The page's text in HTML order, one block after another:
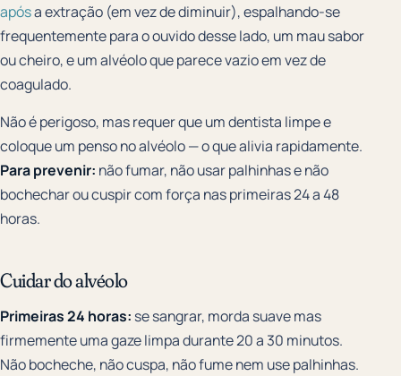
apósa extração (em vez de diminuir), espalhando-se
frequentemente para o ouvido desse lado, um mau sabor
ou cheiro, e um alvéolo que parece vazio em vez de
coagulado.
Não é perigoso, mas requer que um dentista limpe e
coloque um penso no alvéolo — o que alivia rapidamente.
Para prevenir: não fumar, não usar palhinhas e não
bochechar ou cuspir com força nas primeiras 24 a 48
horas.
Cuidar do alvéolo
Primeiras 24 horas: se sangrar, morda suave mas
firmemente uma gaze limpa durante 20 a 30 minutos.
Não bocheche, não cuspa, não fume nem use palhinhas.